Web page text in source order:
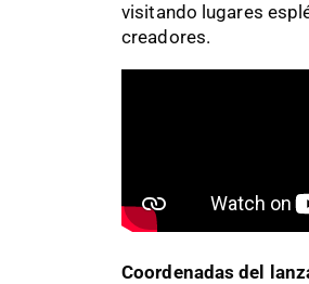
visitando lugares
creadores.
Coordenadas del